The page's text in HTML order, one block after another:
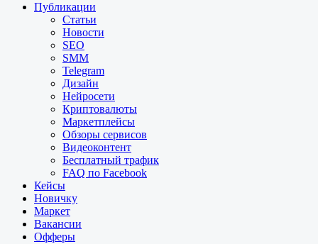
Публикации
Статьи
Новости
SEO
SMM
Telegram
Дизайн
Нейросети
Криптовалюты
Маркетплейсы
Обзоры сервисов
Видеоконтент
Бесплатный трафик
FAQ по Facebook
Кейсы
Новичку
Маркет
Вакансии
Офферы